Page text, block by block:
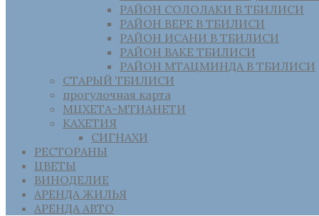
РАЙОН СОЛОЛАКИ В ТБИЛИСИ
РАЙОН ВЕРЕ В ТБИЛИСИ
РАЙОН ИСАНИ В ТБИЛИСИ
РАЙОН ВАКЕ ТБИЛИСИ
РАЙОН МТАЦМИНДА В ТБИЛИСИ
СТАРЫЙ ТБИЛИСИ
прогулочная карта
МЦХЕТА-МТИАНЕТИ
КАХЕТИЯ
СИГНАХИ
РЕСТОРАНЫ
ЦВЕТЫ
ВИНОДЕЛИЕ
АРЕНДА ЖИЛЬЯ
АРЕНДА АВТО